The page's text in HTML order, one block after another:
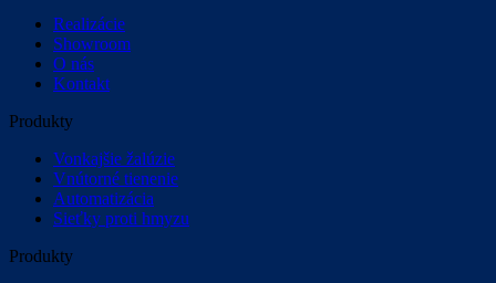
Realizácie
Showroom
O nás
Kontakt
Produkty
Vonkajšie žalúzie
Vnútorné tienenie
Automatizácia
Sieťky proti hmyzu
Produkty